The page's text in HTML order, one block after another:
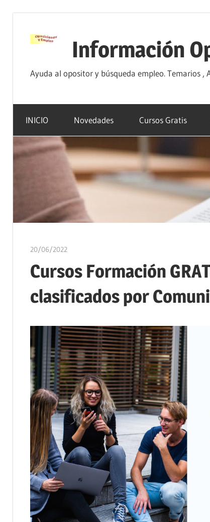
Información
Ayuda al opositor y búsqueda empleo. Temarios
INICIO Novedades Cursos Gratis
20/06/2022oposicionesyempleo
Cursos Formación
clasificados por